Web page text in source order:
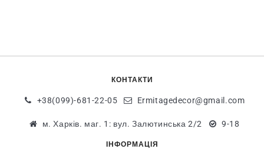
КОНТАКТИ
+38(099)-681-22-05 Ermitagedecor@gmail.com
м. Харків. маг. 1: вул. Залютинська 2/2 9-18
ІНФОРМАЦІЯ